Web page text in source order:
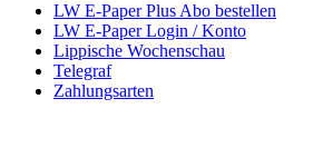
LW E-Paper Plus Abo bestellen
LW E-Paper Login / Konto
Lippische Wochenschau
Telegraf
Zahlungsarten